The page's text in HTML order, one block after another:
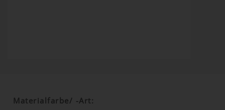
Materialfarbe/ -art: